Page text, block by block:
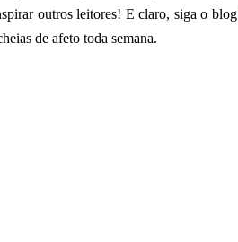
outros leitores! E claro, siga o blog
de afeto toda semana.